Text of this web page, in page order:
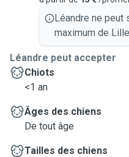
Léandre ne peut
maximum de
Léandre peut accepter
Chiots
<1 an
Âges des chiens
De tout âge
Tailles des chiens